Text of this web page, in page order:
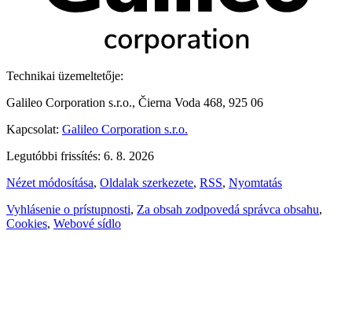
Technikai üzemeltetője:
Galileo Corporation s.r.o., Čierna Voda 468, 925 06
Kapcsolat: Galileo Corporation s.r.o.
Legutóbbi frissítés: 6. 8. 2026
Nézet módosítása, Oldalak szerkezete, RSS, Nyomtatás
Vyhlásenie o prístupnosti, Za obsah zodpovedá správca obsahu,
Cookies, Webové sídlo